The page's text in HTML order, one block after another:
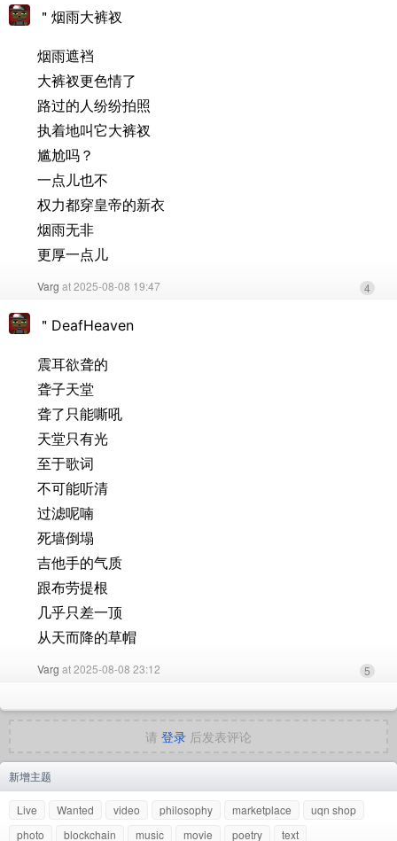
＂烟雨大裤衩
烟雨遮裆
大裤衩更色情了
路过的人纷纷拍照
执着地叫它大裤衩
尴尬吗？
一点儿也不
权力都穿皇帝的新衣
烟雨无非
更厚一点儿
Varg at 2025-08-08 19:47 4
＂DeafHeaven
震耳欲聋的
聋子天堂
聋了只能嘶吼
天堂只有光
至于歌词
不可能听清
过滤呢喃
死墙倒塌
吉他手的气质
跟布劳提根
几乎只差一顶
从天而降的草帽
Varg at 2025-08-08 23:12 5
请 登录 后发表评论
新增主题
Live Wanted video philosophy marketplace
uqn shop
photo
blockchain music movie poetry text